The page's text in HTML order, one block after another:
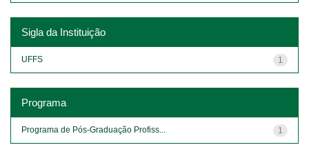
Sigla da Instituição
1
UFFS
Programa
1
Programa de Pós-Graduação Profiss...